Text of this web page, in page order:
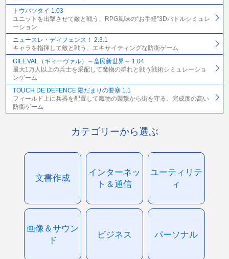
トウバツタイ 1.03
ユニットを出撃させて敵と戦う、RPG風味の“お手軽”3Dバトルシミュレ
ーション
ニュースレ・ディフェンス！ 2.3.1
キャラを指揮して敵と戦う、エキサイティングな防衛ゲーム
GIEEVAL（ギィーヴァル）～畜民新世界～ 1.04
最大1万人以上の兵士を采配して魔物の群れと戦う戦術シミュレーショ
ンゲーム
TOUCH DE DEFENCE 陽だまりの要塞 1.1
フィールド上に兵器を配置して魔物の襲撃から街を守る、完成度の高い
防衛ゲーム
カテゴリーから選ぶ
文書作成
インターネッ
ト＆通信
ユーティリテ
ィ
画像＆サウン
ド
ビジネス パーソナル